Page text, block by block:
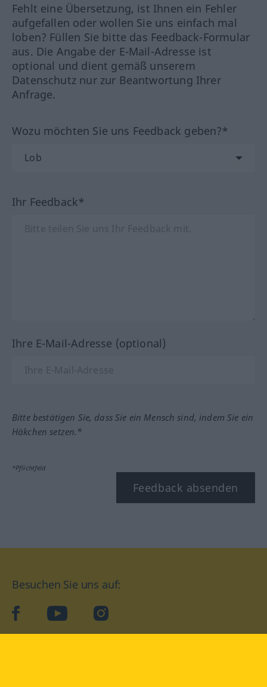
Fehlt eine Übersetzung, ist Ihnen ein Fehler
aufgefallen oder wollen Sie uns einfach mal
loben? Füllen Sie bitte das Feedback-Formular
aus. Die Angabe der E-Mail-Adresse ist
optional und dient gemäß unserem
Datenschutz nur zur Beantwortung Ihrer
Anfrage.
Wozu möchten Sie uns Feedback geben?*
Ihr Feedback*
Ihre E-Mail-Adresse (optional)
Bitte bestätigen Sie, dass Sie ein Mensch sind, indem Sie ein
Häkchen setzen.*
*Pflichtfeld
Feedback absenden
Besuchen Sie uns auf:
facebookYouTube Instagram